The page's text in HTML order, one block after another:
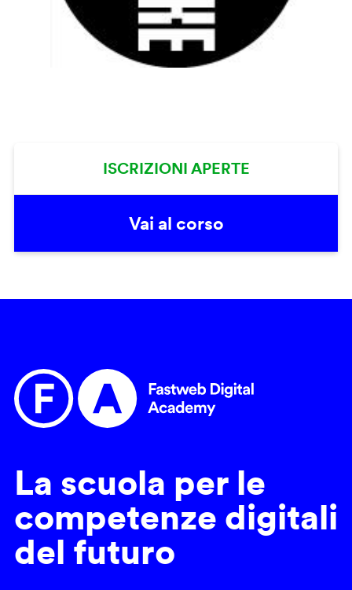
ISCRIZIONI APERTE
Vai al corso
La scuola per le
competenze digitali
del futuro